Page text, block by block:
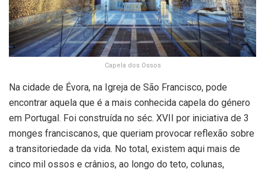
Capela dos Ossos
Na cidade de Évora, na Igreja de São Francisco, pode
encontrar aquela que é a mais conhecida capela do género
em Portugal. Foi construída no séc. XVII por iniciativa de 3
monges franciscanos, que queriam provocar reflexão sobre
a transitoriedade da vida. No total, existem aqui mais de
cinco mil ossos e crânios, ao longo do teto, colunas,